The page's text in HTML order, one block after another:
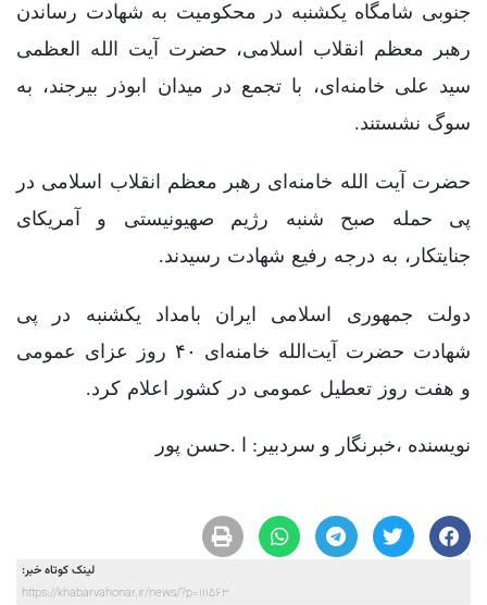
جنوبی شامگاه یکشنبه در محکومیت به شهادت رساندن
رهبر معظم انقلاب اسلامی، حضرت آیت الله العظمی
سید علی خامنه‌ای، با تجمع در میدان‌ ابوذر بیرجند، به
سوگ نشستند.
حضرت آیت الله خامنه‌ای رهبر معظم انقلاب اسلامی در
پی حمله صبح شنبه رژیم صهیونیستی و آمریکای
جنایتکار، به درجه رفیع شهادت رسیدند.
دولت جمهوری اسلامی ایران بامداد یکشنبه در پی
شهادت حضرت آیت‌الله خامنه‌ای ۴۰ روز عزای عمومی
و هفت روز تعطیل عمومی در کشور اعلام کرد.
نویسنده ،خبرنگار و سردبیر: ا .حسن پور
لینک کوتاه خبر:
https://khabarvahonar.ir/news/?p=111563